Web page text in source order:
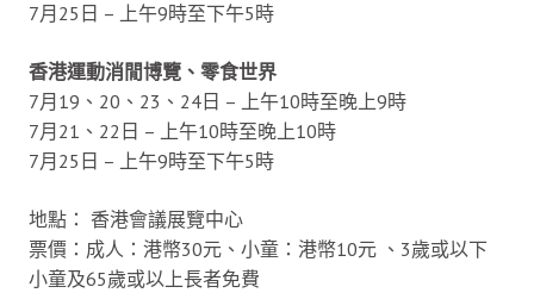
7月25日 – 上午9時至下午5時
香港運動消閒博覽、零食世界
7月19、20、23、24日 – 上午10時至晚上9時
7月21、22日 – 上午10時至晚上10時
7月25日 – 上午9時至下午5時
地點： 香港會議展覽中心
票價：成人：港幣30元、小童：港幣10元 、3歲或以下
小童及65歲或以上長者免費